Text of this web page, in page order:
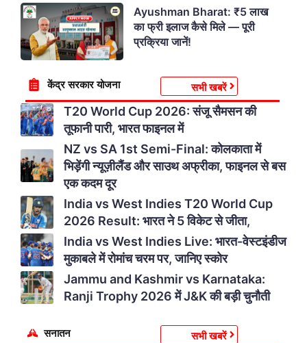
Ayushman Bharat: ₹5 लाख
का फ्री इलाज कैसे मिले — पूरी
प्रक्रिया जानें!
केंद्र सरकार योजना सभी खबरें
T20 World Cup 2026: संजू सैमसन की
तूफानी पारी, भारत फाइनल में
NZ vs SA 1st Semi-Final: कोलकाता में
भिड़ेंगी न्यूज़ीलैंड और साउथ अफ्रीका, फाइनल से बस
एक कदम दूर
India vs West Indies T20 World Cup
2026 Result: भारत ने 5 विकेट से जीता,
India vs West Indies Live: भारत-वेस्टइंडीज
मुकाबले में रोमांच चरम पर, जानिए स्कोर
Jammu and Kashmir vs Karnataka:
Ranji Trophy 2026 में J&K की बड़ी चुनौती
सनातन सभी खबरें